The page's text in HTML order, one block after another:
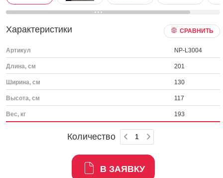
Характеристики СРАВНИТЬ
Артикул NP-L3004
Длина, см 201
Ширина, см 130
Высота, см 117
Вес, кг 193
Количество
В ЗАЯВКУ